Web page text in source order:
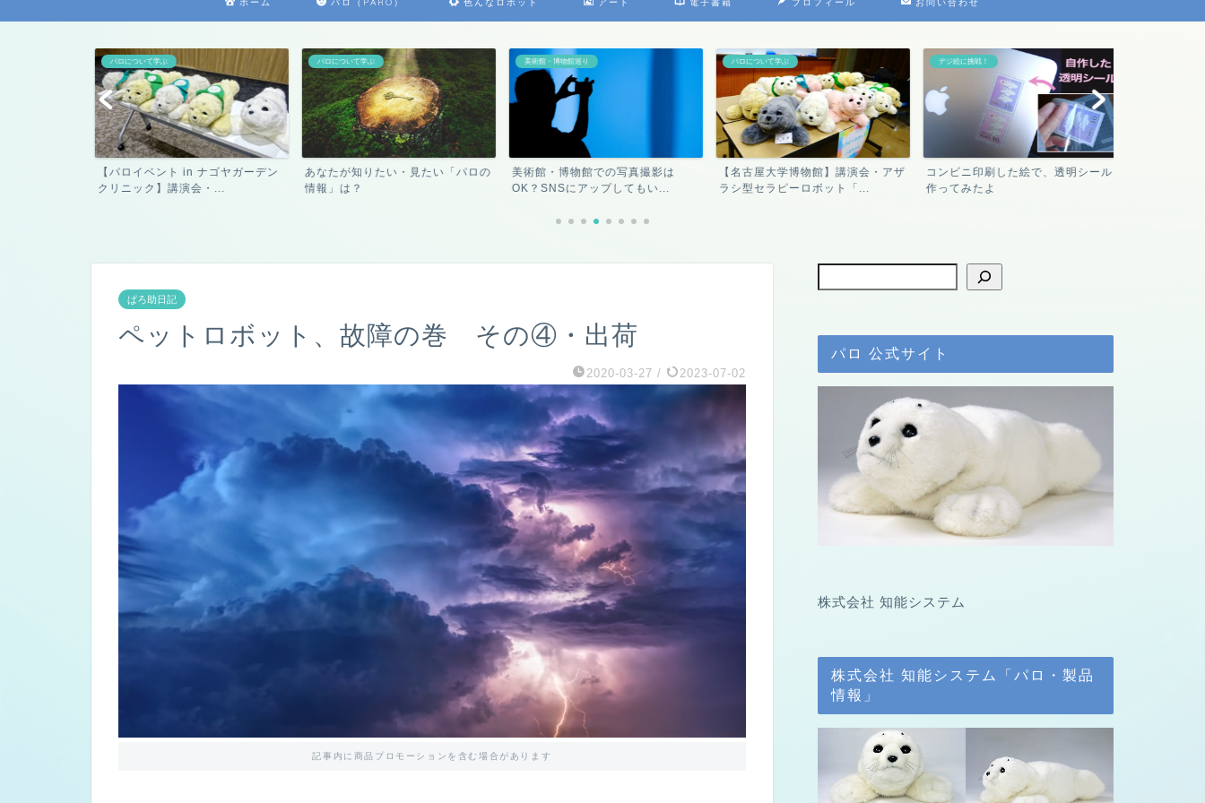
ホーム パロ（PARO） 色んなロボット アート 電子書籍 プロフィール お問い合わせ
パロについて学ぶ
【パロイベント in ナゴヤガーデン
クリニック】講演会・...
パロについて学ぶ
あなたが知りたい・見たい「パロの
情報」は？
美術館・博物館巡り
美術館・博物館での写真撮影は
OK？SNSにアップしてもい...
パロについて学ぶ
【名古屋大学博物館】講演会・アザ
ラシ型セラピーロボット「...
デジ絵に挑戦！
コンビニ印刷した絵で、透明シール
作ってみたよ
ぱろ助日記
ペットロボット、故障の巻 その④・出荷
2020-03-27 / 2023-07-02
記事内に商品プロモーションを含む場合があります
パロ 公式サイト
株式会社 知能システム
株式会社 知能システム「パロ・製品
情報」